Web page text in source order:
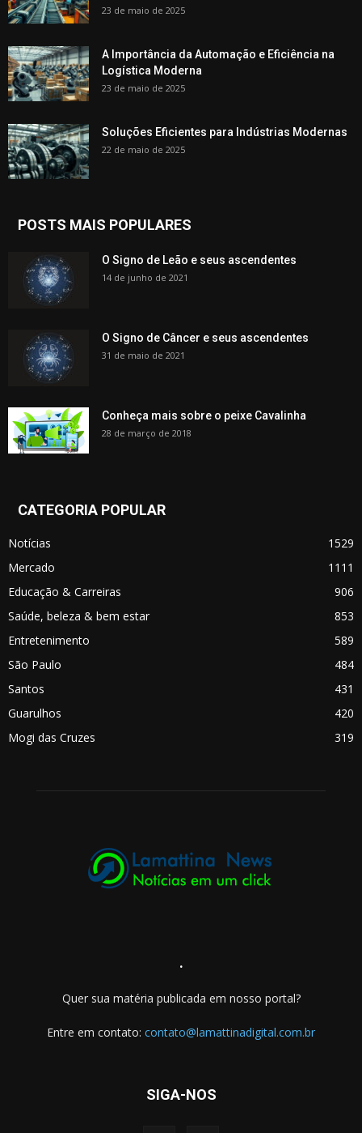
23 de maio de 2025
A Importância da Automação e Eficiência na
Logística Moderna
23 de maio de 2025
Soluções Eficientes para Indústrias Modernas
22 de maio de 2025
POSTS MAIS POPULARES
O Signo de Leão e seus ascendentes
14 de junho de 2021
O Signo de Câncer e seus ascendentes
31 de maio de 2021
Conheça mais sobre o peixe Cavalinha
28 de março de 2018
CATEGORIA POPULAR
Notícias
1529
Mercado
1111
Educação & Carreiras
906
Saúde, beleza & bem estar
853
Entretenimento
589
São Paulo
484
Santos
431
Guarulhos
420
Mogi das Cruzes
319
.
Quer sua matéria publicada em nosso portal?
Entre em contato: contato@lamattinadigital.com.br
SIGA-NOS